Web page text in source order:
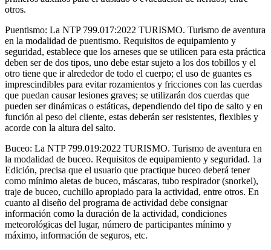
otros.
Puentismo: La NTP 799.017:2022 TURISMO. Turismo de aventura
en la modalidad de puentismo. Requisitos de equipamiento y
seguridad, establece que los arneses que se utilicen para esta práctica
deben ser de dos tipos, uno debe estar sujeto a los dos tobillos y el
otro tiene que ir alrededor de todo el cuerpo; el uso de guantes es
imprescindibles para evitar rozamientos y fricciones con las cuerdas
que puedan causar lesiones graves; se utilizarán dos cuerdas que
pueden ser dinámicas o estáticas, dependiendo del tipo de salto y en
función al peso del cliente, estas deberán ser resistentes, flexibles y
acorde con la altura del salto.
Buceo: La NTP 799.019:2022 TURISMO. Turismo de aventura en
la modalidad de buceo. Requisitos de equipamiento y seguridad. 1a
Edición, precisa que el usuario que practique buceo deberá tener
como mínimo aletas de buceo, máscaras, tubo respirador (snorkel),
traje de buceo, cuchillo apropiado para la actividad, entre otros. En
cuanto al diseño del programa de actividad debe consignar
información como la duración de la actividad, condiciones
meteorológicas del lugar, número de participantes mínimo y
máximo, información de seguros, etc.